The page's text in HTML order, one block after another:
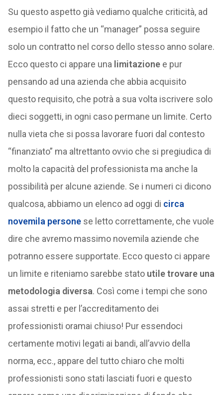
Su questo aspetto già vediamo qualche criticità, ad
esempio il fatto che un “manager” possa seguire
solo un contratto nel corso dello stesso anno solare.
Ecco questo ci appare una limitazionee pur
pensando ad una azienda che abbia acquisito
questo requisito, che potrà a sua volta iscrivere solo
dieci soggetti, in ogni caso permane un limite. Certo
nulla vieta che si possa lavorare fuori dal contesto
“finanziato” ma altrettanto ovvio che si pregiudica di
molto la capacità del professionista ma anche la
possibilità per alcune aziende. Se i numeri ci dicono
qualcosa, abbiamo un elenco ad oggi di circa
novemila personese letto correttamente, che vuole
dire che avremo massimo novemila aziende che
potranno essere supportate. Ecco questo ci appare
un limite e riteniamo sarebbe stato utile trovare una
metodologia diversa. Così come i tempi che sono
assai stretti e per l’accreditamento dei
professionisti oramai chiuso! Pur essendoci
certamente motivi legati ai bandi, all’avvio della
norma, ecc., appare del tutto chiaro che molti
professionisti sono stati lasciati fuori e questo